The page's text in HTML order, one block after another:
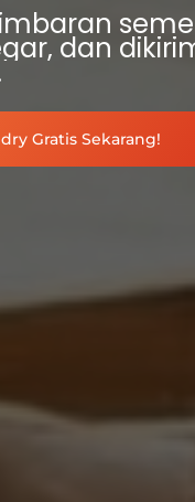
imbaran seme
gar, dan dikiri
Gratis Sekarang!